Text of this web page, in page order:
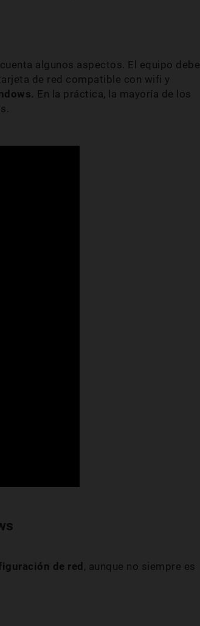
algunos aspectos. El equipo debe
de red compatible con wifi y
En la práctica, la mayoría de los
de red , aunque no siempre es